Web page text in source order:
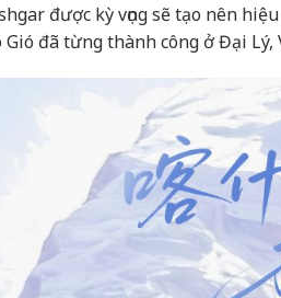
được kỳ vọng sẽ tạo nên
đã từng thành công ở Đại Lý,